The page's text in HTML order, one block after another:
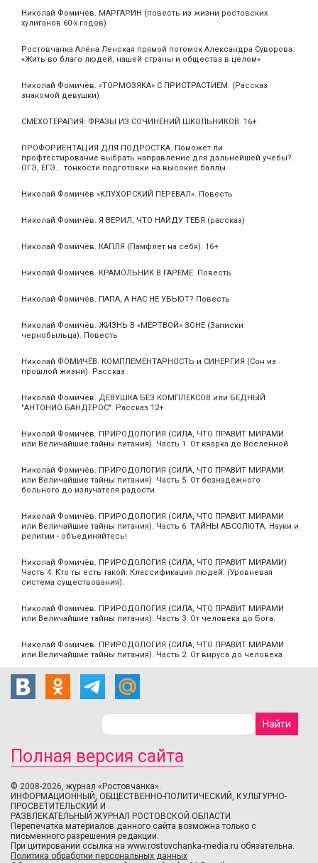
Николай Фомичёв. МАРГАРИН (повесть из жизни ростовских
хулиганов 60-х годов)
Ростовчанка Алёна Ленская прямой потомок Александра Суворова:
«Жить во благо людей, нашей страны и общества в целом»
Николай Фомичёв. «ТОРМОЗЯКА» С ПРИСТРАСТИЕМ. (Рассказ
знакомой девушки)
СМЕХОТЕРАПИЯ: ФРАЗЫ ИЗ СОЧИНЕНИЙ ШКОЛЬНИКОВ. 16+
ПРОФОРИЕНТАЦИЯ ДЛЯ ПОДРОСТКА. Поможет ли
профтестирование выбрать направление для дальнейшей учёбы?
ОГЭ, ЕГЭ... тонкости подготовки на высокие баллы
Николай Фомичёв «КЛУХОРСКИЙ ПЕРЕВАЛ». Повесть
Николай Фомичёв. Я ВЕРИЛ, ЧТО НАЙДУ ТЕБЯ (рассказ)
Николай Фомичёв. КАПЛЯ (Памфлет на себя). 16+
Николай Фомичёв. КРАМОЛЬНИК В ГАРЕМЕ. Повесть
Николай Фомичёв. ПАПА, А НАС НЕ УБЬЮТ? Повесть
Николай Фомичёв. ЖИЗНЬ В «МЁРТВОЙ» ЗОНЕ (Записки
чернобыльца). Повесть
Николай ФОМИЧЁВ. КОМПЛЕМЕНТАРНОСТЬ и СИНЕРГИЯ (Сон из
прошлой жизни). Рассказ
Николай Фомичёв. ДЕВУШКА БЕЗ КОМПЛЕКСОВ или БЕДНЫЙ
"АНТОНИО БАНДЕРОС". Рассказ 12+
Николай Фомичёв. ПРИРОДОЛОГИЯ (СИЛА, ЧТО ПРАВИТ МИРАМИ
или Величайшие тайны питания). Часть 1. От кварка до Вселенной
Николай Фомичёв. ПРИРОДОЛОГИЯ (СИЛА, ЧТО ПРАВИТ МИРАМИ
или Величайшие тайны питания). Часть 5. От безнадёжного
больного до излучателя радости.
Николай Фомичёв. ПРИРОДОЛОГИЯ (СИЛА, ЧТО ПРАВИТ МИРАМИ
или Величайшие тайны питания). Часть 6. ТАЙНЫ АБСОЛЮТА. Науки и
религии - объединяйтесь!
Николай Фомичёв. ПРИРОДОЛОГИЯ (СИЛА, ЧТО ПРАВИТ МИРАМИ)
Часть 4. Кто ты есть такой. Классификация людей. (Уровневая
система существования).
Николай Фомичёв. ПРИРОДОЛОГИЯ (СИЛА, ЧТО ПРАВИТ МИРАМИ
или Величайшие тайны питания). Часть 3. От человека до Бога.
Николай Фомичёв. ПРИРОДОЛОГИЯ (СИЛА, ЧТО ПРАВИТ МИРАМИ
или Величайшие тайны питания). Часть 2. От вируса до человека
Полная версия сайта
© 2008-2026, журнал «Ростовчанка».
ИНФОРМАЦИОННЫЙ, ОБЩЕСТВЕННО-ПОЛИТИЧЕСКИЙ, КУЛЬТУРНО-
ПРОСВЕТИТЕЛЬСКИЙ И
РАЗВЛЕКАТЕЛЬНЫЙ ЖУРНАЛ РОСТОВСКОЙ ОБЛАСТИ.
Перепечатка материалов данного сайта возможна только с
письменного разрешения редакции.
При цитировании ссылка на www.rostovchanka-media.ru обязательна.
Политика обработки персональных данных